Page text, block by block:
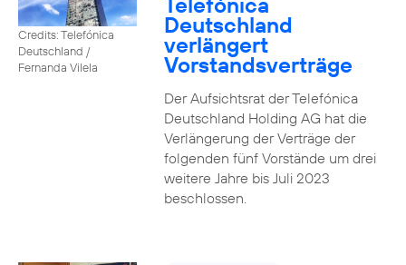
Credits: Telefónica
Deutschland /
Fernanda Vilela
Deutschland
verlängert
Vorstandsverträge
Der Aufsichtsrat der Telefónica
Deutschland Holding AG hat die
Verlängerung der Verträge der
folgenden fünf Vorstände um drei
weitere Jahre bis Juli 2023
beschlossen.